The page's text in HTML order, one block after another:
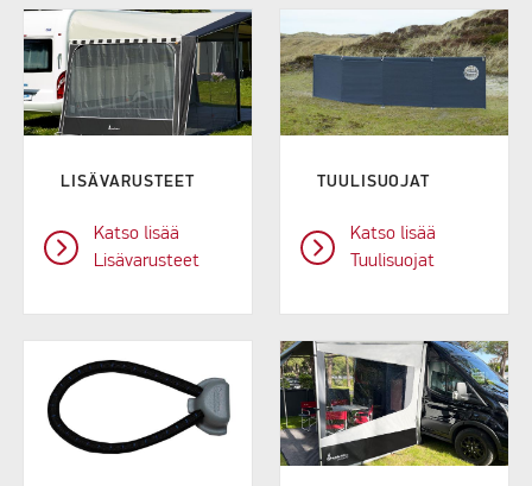
LISÄVARUSTEET
Katso lisää
Lisävarusteet
TUULISUOJAT
Katso lisää
Tuulisuojat